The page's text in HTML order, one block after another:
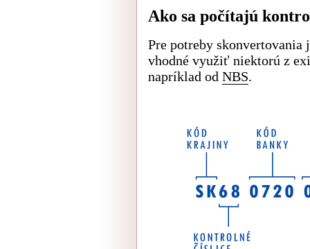
Ako sa počítajú
Pre potreby
vhodné využiť niektorú z
napríklad od NBS.